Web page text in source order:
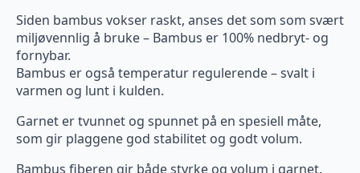
Siden bambus vokser raskt, anses det som som svært
miljøvennlig å bruke – Bambus er 100% nedbryt- og
fornybar.
Bambus er også temperatur regulerende – svalt i
varmen og lunt i kulden.
Garnet er tvunnet og spunnet på en spesiell måte,
som gir plaggene god stabilitet og godt volum.
Bambus fiberen gir både styrke og volum i garnet.